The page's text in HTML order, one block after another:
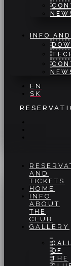
INFO
EN
SK
AND
TICKETS
HOME
INFO
ABOUT
THE
CLUB
GALLERY
OF
THE